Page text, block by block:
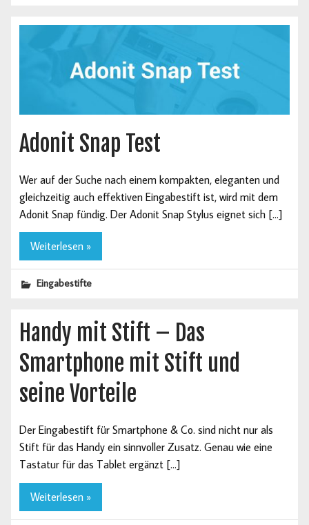
Adonit Snap Test
Wer auf der Suche nach einem kompakten, eleganten und
gleichzeitig auch effektiven Eingabestift ist, wird mit dem
Adonit Snap fündig. Der Adonit Snap Stylus eignet sich […]
Weiterlesen »
Eingabestifte
Handy mit Stift – Das
Smartphone mit Stift und
seine Vorteile
Der Eingabestift für Smartphone & Co. sind nicht nur als
Stift für das Handy ein sinnvoller Zusatz. Genau wie eine
Tastatur für das Tablet ergänzt […]
Weiterlesen »